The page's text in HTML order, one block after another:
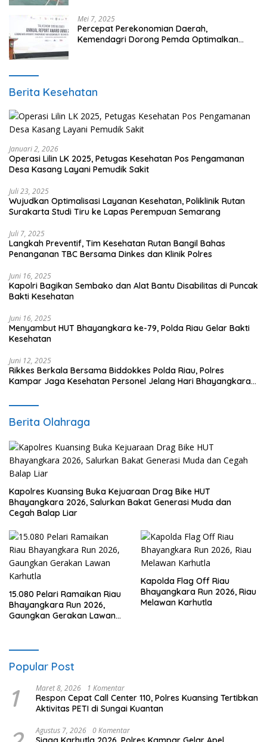
Mei 7, 2025
Percepat Perekonomian Daerah,
Kemendagri Dorong Pemda Optimalkan
Berita Kesehatan
Januari 2, 2026
Operasi Lilin LK 2025, Petugas Kesehatan Pos Pengamanan
Desa Kasang Layani Pemudik Sakit
Juli 23, 2025
Wujudkan Optimalisasi Layanan Kesehatan, Poliklinik Rutan
Surakarta Studi Tiru ke Lapas Perempuan Semarang
Juli 7, 2025
Langkah Preventif, Tim Kesehatan Rutan Bangil Bahas
Penanganan TBC Bersama Dinkes dan Klinik Polres
Juni 16, 2025
Kapolri Bagikan Sembako dan Alat Bantu Disabilitas di Puncak
Bakti Kesehatan
Juni 16, 2025
Menyambut HUT Bhayangkara ke-79, Polda Riau Gelar Bakti
Kesehatan
Juni 12, 2025
Rikkes Berkala Bersama Biddokkes Polda Riau, Polres
Kampar Jaga Kesehatan Personel Jelang Hari Bhayangkara
Berita Olahraga
Kapolres Kuansing Buka Kejuaraan Drag Bike HUT
Bhayangkara 2026, Salurkan Bakat Generasi Muda dan
Cegah Balap Liar
15.080 Pelari Ramaikan Riau
Bhayangkara Run 2026,
Gaungkan Gerakan Lawan
Kapolda Flag Off Riau
Bhayangkara Run 2026, Riau
Melawan Karhutla
Popular Post
1 Maret 8, 2026 1 Komentar
Respon Cepat Call Center 110, Polres Kuansing Tertibkan
Aktivitas PETI di Sungai Kuantan
Agustus 7, 2026 0 Komentar